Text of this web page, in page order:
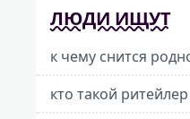
ЛЮДИ ИЩУТ
к чему снится
кто такой ритейлер